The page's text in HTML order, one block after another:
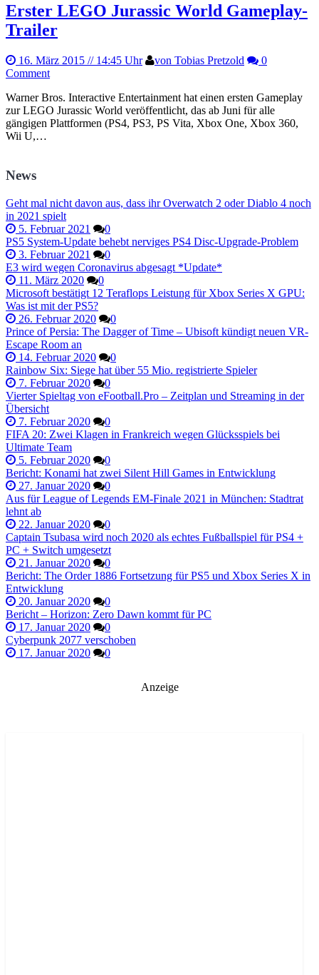
Erster LEGO Jurassic World Gameplay-
Trailer
16. März 2015 // 14:45 Uhr von Tobias Pretzold
0
Comment
Warner Bros. Interactive Entertainment hat einen ersten Gameplay
zur LEGO Jurassic World veröffentlicht, das ab Juni für alle
gängigen Plattformen (PS4, PS3, PS Vita, Xbox One, Xbox 360,
Wii U,…
News
Geht mal nicht davon aus, dass ihr Overwatch 2 oder Diablo 4 noch
in 2021 spielt
5. Februar 2021
0
PS5 System-Update behebt nerviges PS4 Disc-Upgrade-Problem
3. Februar 2021
0
E3 wird wegen Coronavirus abgesagt *Update*
11. März 2020
0
Microsoft bestätigt 12 Teraflops Leistung für Xbox Series X GPU:
Was ist mit der PS5?
26. Februar 2020
0
Prince of Persia: The Dagger of Time – Ubisoft kündigt neuen VR-
Escape Room an
14. Februar 2020
0
Rainbow Six: Siege hat über 55 Mio. registrierte Spieler
7. Februar 2020
0
Vierter Spieltag von eFootball.Pro – Zeitplan und Streaming in der
Übersicht
7. Februar 2020
0
FIFA 20: Zwei Klagen in Frankreich wegen Glücksspiels bei
Ultimate Team
5. Februar 2020
0
Bericht: Konami hat zwei Silent Hill Games in Entwicklung
27. Januar 2020
0
Aus für League of Legends EM-Finale 2021 in München: Stadtrat
lehnt ab
22. Januar 2020
0
Captain Tsubasa wird noch 2020 als echtes Fußballspiel für PS4 +
PC + Switch umgesetzt
21. Januar 2020
0
Bericht: The Order 1886 Fortsetzung für PS5 und Xbox Series X in
Entwicklung
20. Januar 2020
0
Bericht – Horizon: Zero Dawn kommt für PC
17. Januar 2020
0
Cyberpunk 2077 verschoben
17. Januar 2020
0
Anzeige